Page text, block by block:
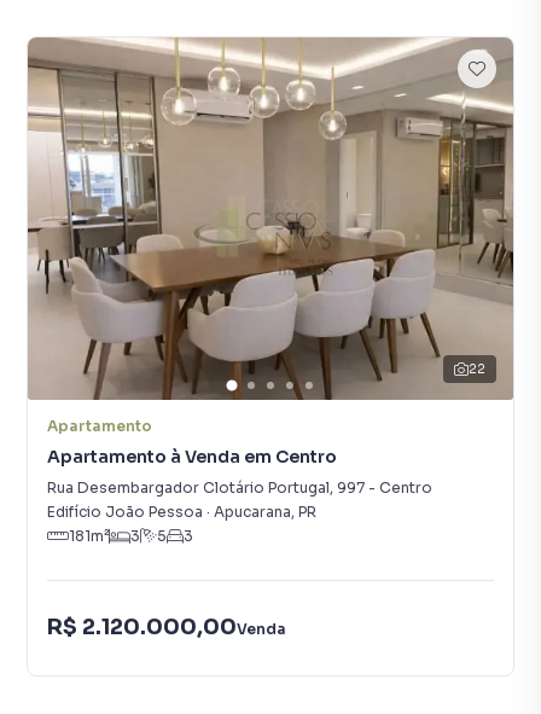
22
Apartamento
Apartamento à Venda em Centro
Rua Desembargador Clotário Portugal, 997 - Centro
Edifício João Pessoa · Apucarana, PR
181m² 3 5 3
R$ 2.120.000,00Venda